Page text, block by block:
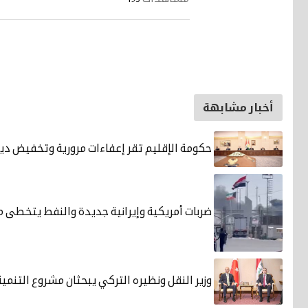
أخبار مشابهة
حكومة الإقليم تقر إعفاءات مرورية وتخفيض
ضربات أمريكية وإيرانية جديدة والنفط يتخطى
وزير النقل ونظيره التركي يبحثان مشروع